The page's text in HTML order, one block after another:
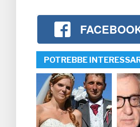
POTREBBE